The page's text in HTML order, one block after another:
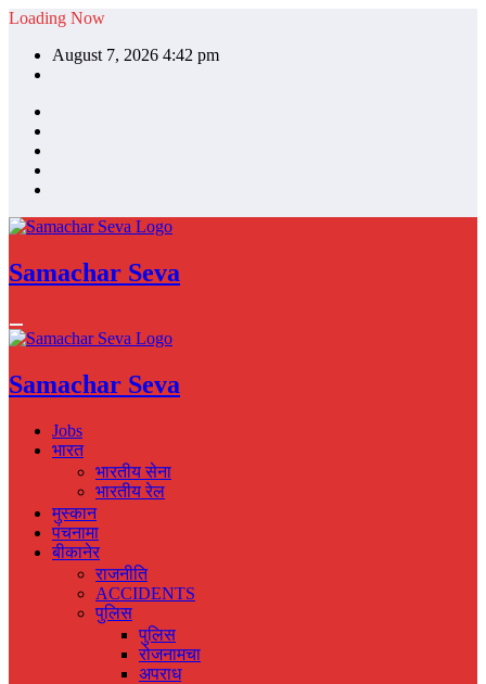
Skip
content
Loading Now
August 7, 2026 4:42 pm
Samachar Seva
Samachar Seva
Jobs
भारत
भारतीय सेना
भारतीय रेल
मुस्‍कान
पंचनामा
बीकानेर
राजनीति
ACCIDENTS
पुलिस
पुलिस
रोजनामचा
अपराध